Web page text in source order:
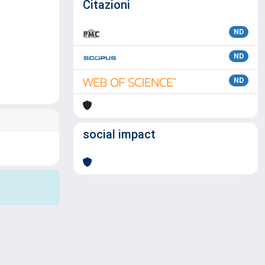
Citazioni
ND
ND
ND
social impact